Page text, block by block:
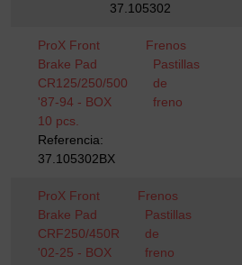
37.105302
ProX Front
Brake Pad
CR125/250/500
'87-94 - BOX
10 pcs.
Referencia:
37.105302BX
Frenos
Pastillas
de
freno
ProX Front
Brake Pad
CRF250/450R
'02-25 - BOX
Frenos
Pastillas
de
freno